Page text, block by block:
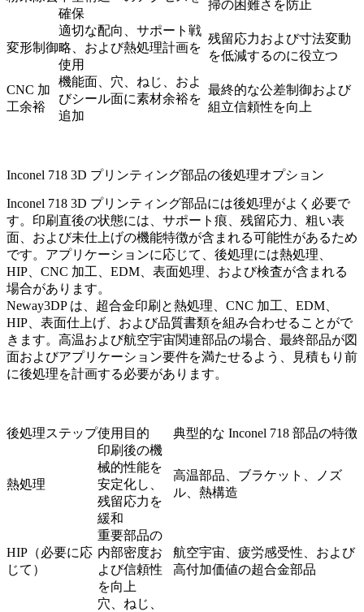
確保
掃の困難さを防止
変形制御
適切な配向、サポート戦
略、および熱処理計画を
使用
残留応力および寸法変動
を低減するのに役立つ
CNC 加
工余裕
機能面、穴、ねじ、およ
びシール面に素材余裕を
追加
最終的な公差制御および
組立信頼性を向上
Inconel 718 3D プリンティング部品の後処理オプション
Inconel 718 3D プリンティング部品には後処理がよく必要で
す。印刷直後の状態には、サポート痕、残留応力、粗い表
面、および未仕上げの機能特徴が含まれる可能性があるため
です。アプリケーションに応じて、後処理には熱処理、
HIP、CNC 加工、EDM、表面処理、および検査が含まれる
場合があります。
Neway3DP は、超合金印刷と熱処理 CNC 加工 、EDM、
HIP、表面仕上げ、および品質書類を組み合わせることがで
きます。高温および航空宇宙関連部品の場合、最終部品が図
面およびアプリケーション要件を満たせるよう、見積もり前
に後処理を計画する必要があります。
後処理ステップ使用目的 典型的な Inconel 718 部品の特徴
熱処理
印刷後の機
械的性能を
安定化し、
残留応力を
緩和
高温部品、ブラケット、ノズ
ル、熱構造
HIP（必要に応
じて）
重要部品の
内部密度お
よび信頼性
を向上
航空宇宙、疲労感受性、および
高付加価値の超合金部品
穴、ねじ、